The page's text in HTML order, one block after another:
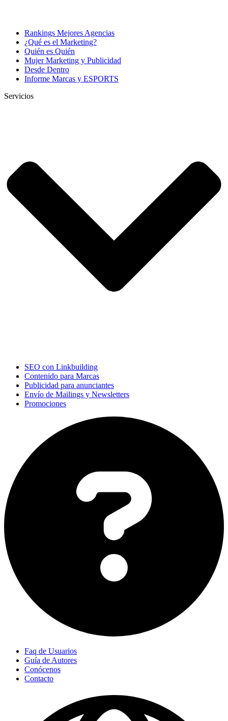
Rankings Mejores Agencias
¿Qué es el Marketing?
Quién es Quién
Mujer Marketing y Publicidad
Desde Dentro
Informe Marcas y ESPORTS
Servicios
SEO con Linkbuilding
Contenido para Marcas
Publicidad para anunciantes
Envío de Mailings y Newsletters
Promociones
Faq de Usuarios
Guía de Autores
Conócenos
Contacto